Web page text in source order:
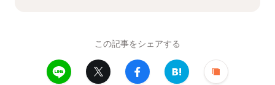
この記事をシェアする